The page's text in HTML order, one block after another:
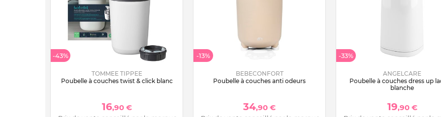
-43%
TOMMEE TIPPEE
Poubelle à couches twist & click blanc
16,90 €
-13%
BEBECONFORT
Poubelle à couches anti odeurs
34,90 €
-33%
ANGELCARE
Poubelle à couches dress up
blanche
19,90 €